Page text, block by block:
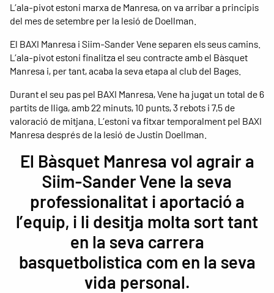
L’ala-pivot estoni marxa de Manresa, on va arribar a principis
del mes de setembre per la lesió de Doellman.
El BAXI Manresa i Siim-Sander Vene separen els seus camins.
L’ala-pivot estoni finalitza el seu contracte amb el Bàsquet
Manresa i, per tant, acaba la seva etapa al club del Bages.
Durant el seu pas pel BAXI Manresa, Vene ha jugat un total de 6
partits de lliga, amb 22 minuts, 10 punts, 3 rebots i 7,5 de
valoració de mitjana. L’estoni va fitxar temporalment pel BAXI
Manresa després de la lesió de Justin Doellman.
El Bàsquet Manresa vol agrair a
Siim-Sander Vene la seva
professionalitat i aportació a
l’equip, i li desitja molta sort tant
en la seva carrera
basquetbolistica com en la seva
vida personal.